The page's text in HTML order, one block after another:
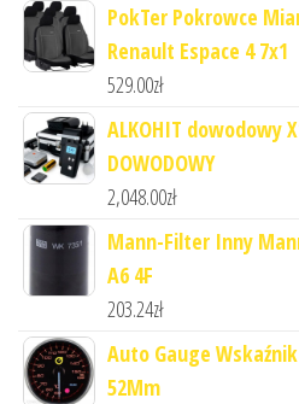
PokTer Pokrowce
Renault Espace 4 7x1
529.00zł
ALKOHIT dowodowy
DOWODOWY
2,048.00zł
Mann-Filter Inny
A6 4F
203.24zł
Auto Gauge
52Mm